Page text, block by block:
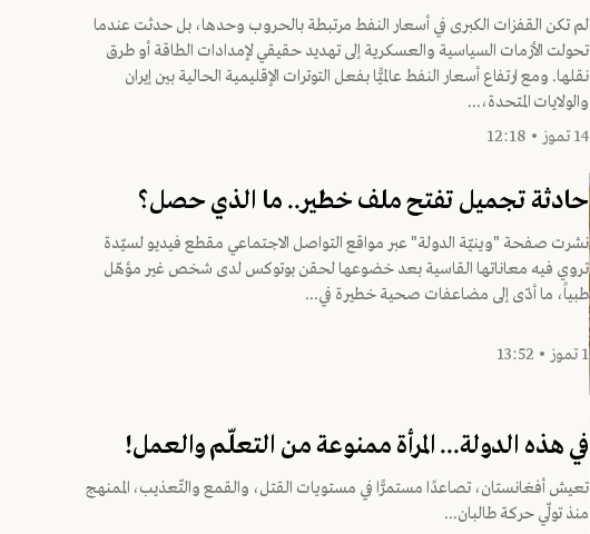
لم تكن القفزات الكبرى في أسعار النفط مرتبطة بالحروب وحدها، بل حدثت عندما
تحولت الأزمات السياسية والعسكرية إلى تهديد حقيقي لإمدادات الطاقة أو طرق
نقلها. ومع ارتفاع أسعار النفط عالميًّا بفعل التوترات الإقليمية الحالية بين إيران
والولايات المتحدة،...
14 تموز • 12:18
حادثة تجميل تفتح ملف خطير.. ما الذي حصل؟
نشرت صفحة "وينيّة الدولة" عبر مواقع التواصل الاجتماعي مقطع فيديو لسيّدة
تروي فيه معاناتها القاسية بعد خضوعها لحقن بوتوكس لدى شخص غير مؤهّل
طبياً، ما أدّى إلى مضاعفات صحية خطيرة في...
1 تموز • 13:52
في هذه الدولة... المرأة ممنوعة من التعلّم والعمل!
تعيش أفغانستان، تصاعدًا مستمرًّا في مستويات القتل، والقمع والتّعذيب، الممنهج
منذ تولّي حركة طالبان...